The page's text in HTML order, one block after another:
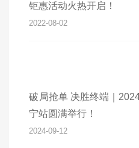
钜惠活动火热开启！
2022-08-02
破局抢单 决胜终端｜
宁站圆满举行！
2024-09-12